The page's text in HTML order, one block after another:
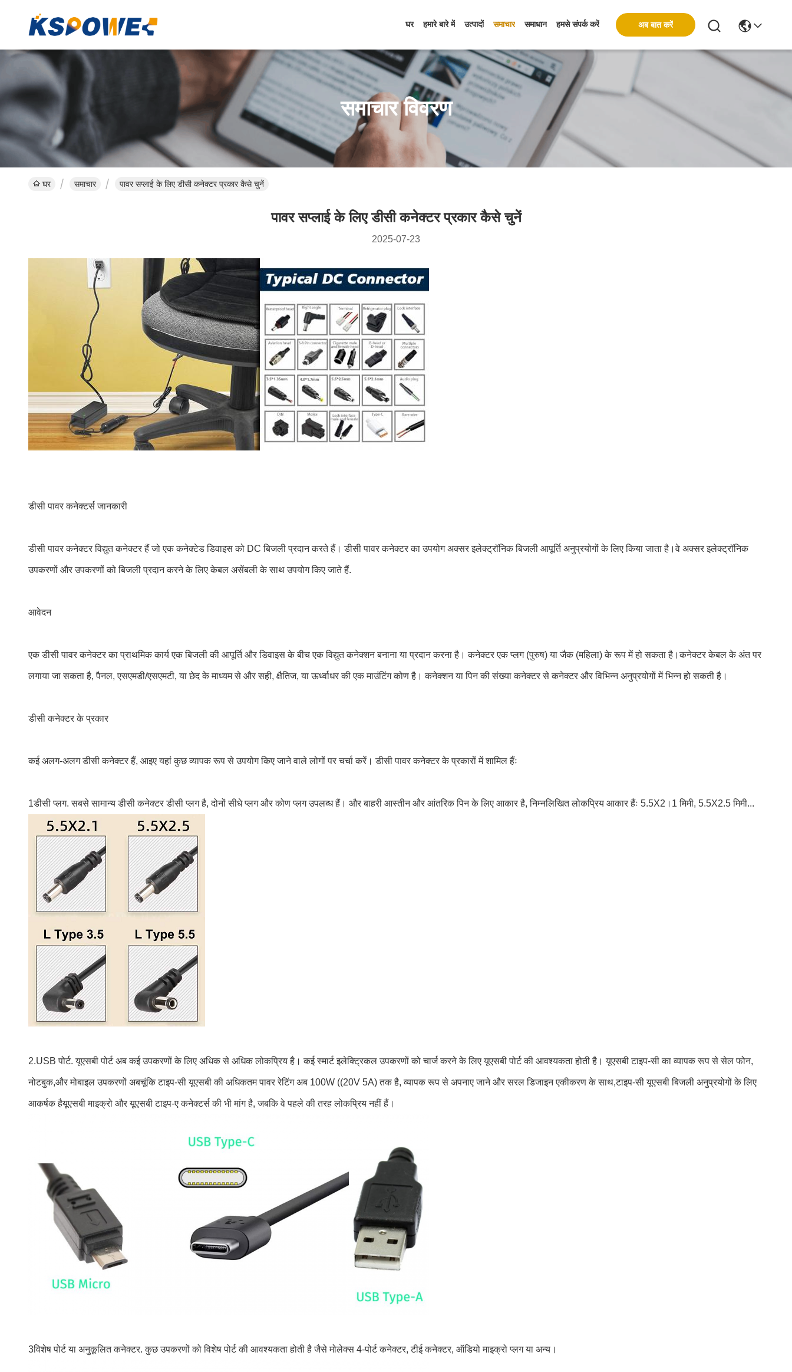
घर हमारे बारे में उत्पादों समाचार समाधान हमसे संपर्क करें अब बात करें
समाचार विवरण
घर समाचार पावर सप्लाई के लिए डीसी कनेक्टर प्रकार कैसे चुनें
पावर सप्लाई के लिए डीसी कनेक्टर प्रकार कैसे चुनें
2025-07-23
डीसी पावर कनेक्टर्स जानकारी
डीसी पावर कनेक्टर विद्युत कनेक्टर हैं जो एक कनेक्टेड डिवाइस को DC बिजली प्रदान करते हैं। डीसी पावर कनेक्टर का उपयोग अक्सर इलेक्ट्रॉनिक बिजली आपूर्ति अनुप्रयोगों के लिए किया जाता है।वे अक्सर इलेक्ट्रॉनिक
उपकरणों और उपकरणों को बिजली प्रदान करने के लिए केबल असेंबली के साथ उपयोग किए जाते हैं.
आवेदन
एक डीसी पावर कनेक्टर का प्राथमिक कार्य एक बिजली की आपूर्ति और डिवाइस के बीच एक विद्युत कनेक्शन बनाना या प्रदान करना है। कनेक्टर एक प्लग (पुरुष) या जैक (महिला) के रूप में हो सकता है।कनेक्टर केबल के अंत पर
लगाया जा सकता है, पैनल, एसएमडी/एसएमटी, या छेद के माध्यम से और सही, क्षैतिज, या ऊर्ध्वाधर की एक माउंटिंग कोण है। कनेक्शन या पिन की संख्या कनेक्टर से कनेक्टर और विभिन्न अनुप्रयोगों में भिन्न हो सकती है।
डीसी कनेक्टर के प्रकार
कई अलग-अलग डीसी कनेक्टर हैं, आइए यहां कुछ व्यापक रूप से उपयोग किए जाने वाले लोगों पर चर्चा करें। डीसी पावर कनेक्टर के प्रकारों में शामिल हैंः
1डीसी प्लग. सबसे सामान्य डीसी कनेक्टर डीसी प्लग है, दोनों सीधे प्लग और कोण प्लग उपलब्ध हैं। और बाहरी आस्तीन और आंतरिक पिन के लिए आकार है, निम्नलिखित लोकप्रिय आकार हैंः 5.5X2।1 मिमी, 5.5X2.5 मिमी...
2.USB पोर्ट. यूएसबी पोर्ट अब कई उपकरणों के लिए अधिक से अधिक लोकप्रिय है। कई स्मार्ट इलेक्ट्रिकल उपकरणों को चार्ज करने के लिए यूएसबी पोर्ट की आवश्यकता होती है। यूएसबी टाइप-सी का व्यापक रूप से सेल फोन,
नोटबुक,और मोबाइल उपकरणों अबचूंकि टाइप-सी यूएसबी की अधिकतम पावर रेटिंग अब 100W ((20V 5A) तक है, व्यापक रूप से अपनाए जाने और सरल डिजाइन एकीकरण के साथ,टाइप-सी यूएसबी बिजली अनुप्रयोगों के लिए
आकर्षक हैयूएसबी माइक्रो और यूएसबी टाइप-ए कनेक्टर्स की भी मांग है, जबकि वे पहले की तरह लोकप्रिय नहीं हैं।
3विशेष पोर्ट या अनुकूलित कनेक्टर. कुछ उपकरणों को विशेष पोर्ट की आवश्यकता होती है जैसे मोलेक्स 4-पोर्ट कनेक्टर, टीई कनेक्टर, ऑडियो माइक्रो प्लग या अन्य।